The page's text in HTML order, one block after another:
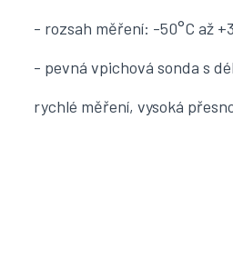
- rozsah měření: -50°C až
- pevná vpichová sonda s
rychlé měření, vysoká